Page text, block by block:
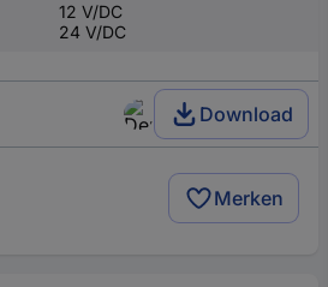
12 V/DC
24 V/DC
Download
Merken